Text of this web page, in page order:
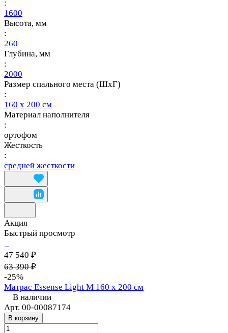
:
1600
Высота, мм
:
260
Глубина, мм
:
2000
Размер спального места (ШхГ)
:
160 х 200 см
Материал наполнителя
:
ортофом
Жесткость
:
средней жесткости
Акция
Быстрый просмотр
47 540 ₽
63 390 ₽
-25%
Матрас Essense Light M 160 х 200 см
В наличии
Арт. 00-00087174
В корзину